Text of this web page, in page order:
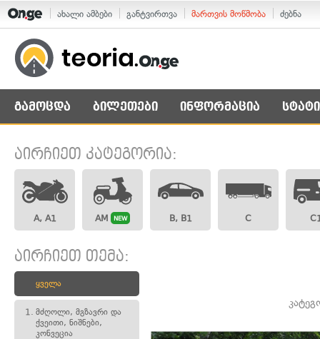
ახალი ამბები განტვირთვა მართვის მოწმობა ძებნა
გამოცდა ბილეთები ინფორმაცია
აირჩიეთ კატეგორია:
A, A1 AM NEW B, B1 C
აირჩიეთ თემა:
ყველა
1. მძღოლი, მგზავრი და
ქვეითი, ნიშნები,
კონვეცია